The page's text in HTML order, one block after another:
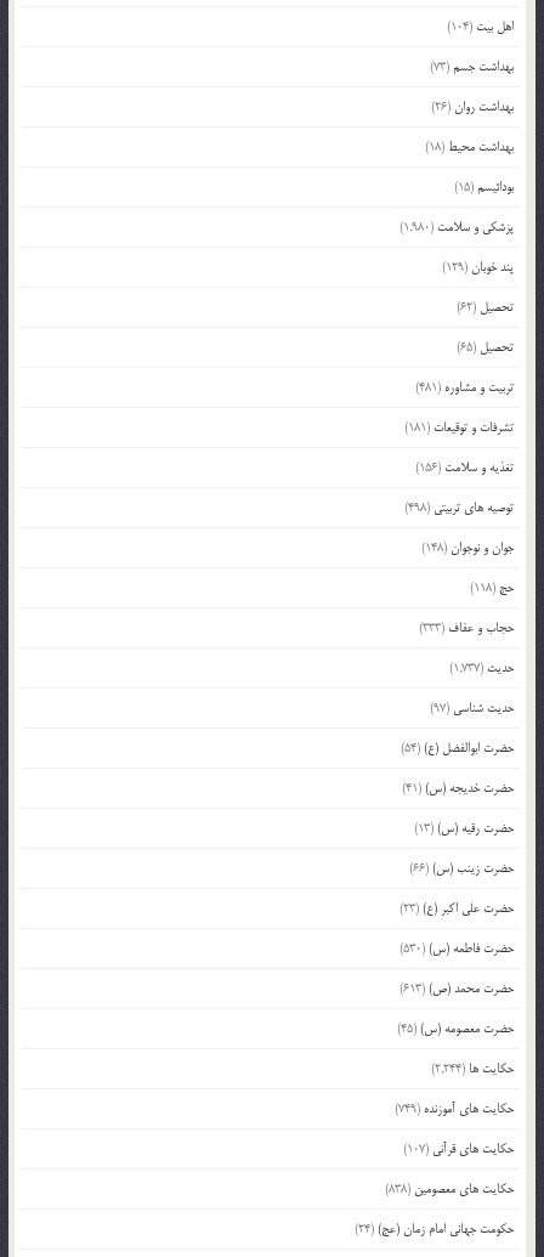
اهل بیت (104)
بهداشت جسم(73)
بهداشت روان(26)
بهداشت محیط (18)
بودائیسم(15)
پزشکی و سلامت (1,980)
پند خوبان(129)
تحصیل (62)
تحصیل (65)
تربیت و مشاوره (481)
تشرفات و توقیعات (181)
تغذیه و سلامت (156)
توصیه های تربیتی (498)
جوان و نوجوان(148)
حج (118)
حجاب و عفاف (333)
حدیث (1,737)
حدیث شناسی (97)
حضرت ابوالفضل (ع)(54)
حضرت خدیجه (س)(41)
حضرت رقیه (س)(13)
حضرت زینب (س)(66)
حضرت علی اکبر (ع)(23)
حضرت فاطمه (س)(530)
حضرت محمد (ص)(613)
حضرت معصومه (س)(45)
حکایت ها (2,244)
حکایت های آموزنده (749)
حکایت های قرآنی (107)
حکایت های معصومین (838)
حکومت جهانی امام زمان (عج)(24)